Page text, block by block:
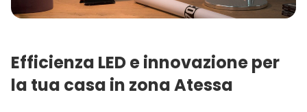
Efficienza LED e innovazione per
la tua casa in zona Atessa